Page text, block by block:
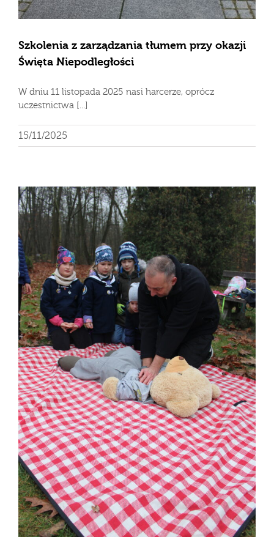
Szkolenia z zarządzania tłumem przy okazji
Święta Niepodległości
W dniu 11 listopada 2025 nasi harcerze, oprócz
uczestnictwa [...]
15/11/2025